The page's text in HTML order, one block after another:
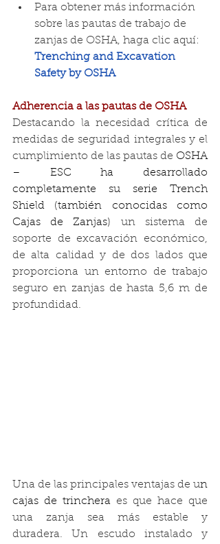
Para obtener más información
sobre las pautas de trabajo de
zanjas de OSHA, haga clic aquí:
Trenching and Excavation
Safety by OSHA
Adherencia a las pautas de OSHA
Destacando la necesidad crítica de
medidas de seguridad integrales y el
cumplimiento de las pautas de OSHA
– ESC ha desarrollado
completamente su serie Trench
Shield (también conocidas como
Cajas de Zanjas) un sistema de
soporte de excavación económico,
de alta calidad y de dos lados que
proporciona un entorno de trabajo
seguro en zanjas de hasta 5,6 m de
profundidad.
Una de las principales ventajas de u
cajas de trinchera es que hace que
una zanja sea más estable y
duradera. Un escudo instalado y